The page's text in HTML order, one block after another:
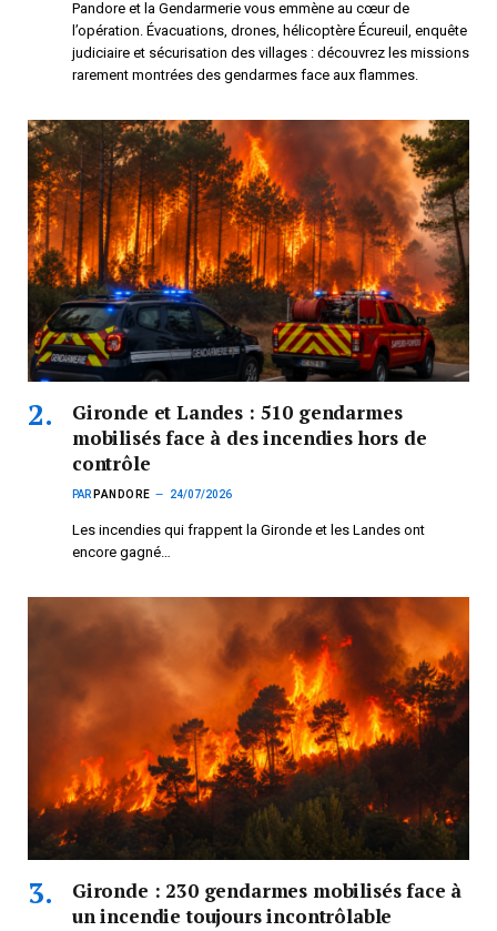
Pandore et la Gendarmerie vous emmène au cœur de
l’opération. Évacuations, drones, hélicoptère Écureuil, enquête
judiciaire et sécurisation des villages : découvrez les missions
rarement montrées des gendarmes face aux flammes.
Gironde et Landes : 510 gendarmes
mobilisés face à des incendies hors de
contrôle
PAR PANDORE 24/07/2026
Les incendies qui frappent la Gironde et les Landes ont
encore gagné…
Gironde : 230 gendarmes mobilisés face à
un incendie toujours incontrôlable